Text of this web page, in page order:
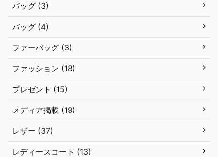
バッグ (3)
バッグ (4)
ファーバッグ (3)
ファッション (18)
プレゼント (15)
メディア掲載 (19)
レザー (37)
レディースコート (13)